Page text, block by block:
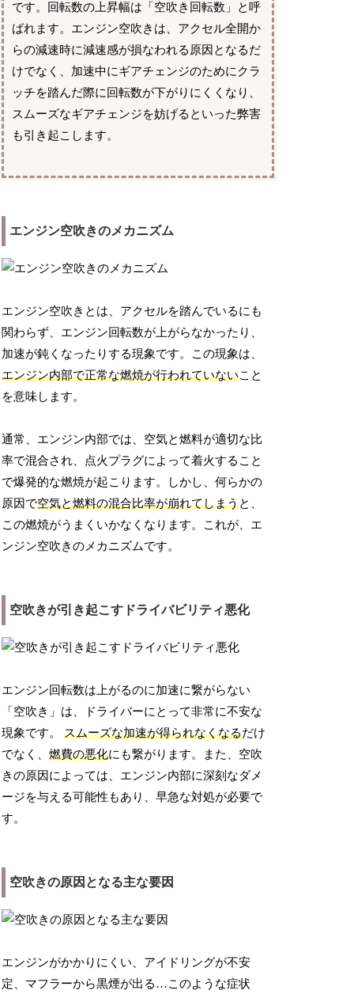
です。回転数の上昇幅は「空吹き回転数」と呼
ばれます。エンジン空吹きは、アクセル全開か
らの減速時に減速感が損なわれる原因となるだ
けでなく、加速中にギアチェンジのためにクラ
ッチを踏んだ際に回転数が下がりにくくなり、
スムーズなギアチェンジを妨げるといった弊害
も引き起こします。
エンジン空吹きのメカニズム
エンジン空吹きとは、アクセルを踏んでいるにも
関わらず、エンジン回転数が上がらなかったり、
加速が鈍くなったりする現象です。この現象は、
エンジン内部で正常な燃焼が行われていないこと
を意味します。
通常、エンジン内部では、空気と燃料が適切な比
率で混合され、点火プラグによって着火すること
で爆発的な燃焼が起こります。しかし、何らかの
原因で空気と燃料の混合比率が崩れてしまうと、
この燃焼がうまくいかなくなります。これが、エ
ンジン空吹きのメカニズムです。
空吹きが引き起こすドライバビリティ悪化
エンジン回転数は上がるのに加速に繋がらない
「空吹き」は、ドライバーにとって非常に不安な
現象です。スムーズな加速が得られなくなるだけ
でなく、燃費の悪化にも繋がります。また、空吹
きの原因によっては、エンジン内部に深刻なダメ
ージを与える可能性もあり、早急な対処が必要で
す。
空吹きの原因となる主な要因
エンジンがかかりにくい、アイドリングが不安
定、マフラーから黒煙が出る…このような症状